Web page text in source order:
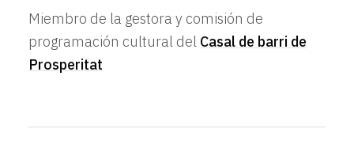
Miembro de la gestora y comisión de
programación cultural del Casal de barri de
Prosperitat